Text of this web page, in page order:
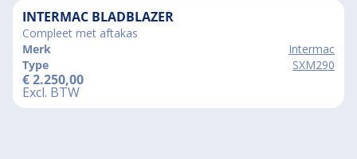
INTERMAC BLADBLAZER
Compleet met aftakas
Merk
Intermac
Type
SXM290
€2.250,00
Excl. BTW